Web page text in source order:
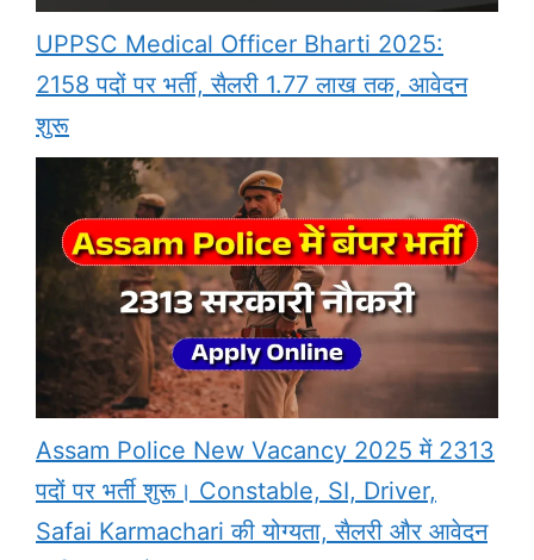
UPPSC Medical Officer Bharti 2025:
2158 पदों पर भर्ती, सैलरी 1.77 लाख तक, आवेदन
शुरू
Assam Police New Vacancy 2025 में 2313
पदों पर भर्ती शुरू। Constable, SI, Driver,
Safai Karmachari की योग्यता, सैलरी और आवेदन